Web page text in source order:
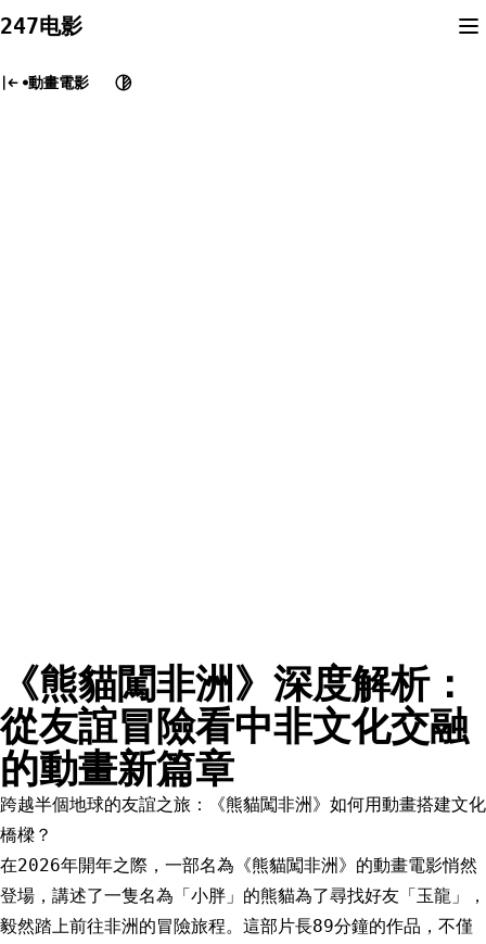
to
247电影
動畫電影
《熊貓闖非洲》深度解析：
從友誼冒險看中非文化交融
的動畫新篇章
跨越半個地球的友誼之旅：《熊貓闖非洲》如何用動畫搭建文化
橋樑？
在2026年開年之際，一部名為《熊貓闖非洲》的動畫電影悄然
登場，講述了一隻名為「小胖」的熊貓為了尋找好友「玉龍」，
毅然踏上前往非洲的冒險旅程。這部片長89分鐘的作品，不僅